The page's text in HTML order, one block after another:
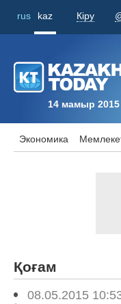
rus kaz Кіру
14 мамыр 2015
Экономика
Қоғам
08.05.2015